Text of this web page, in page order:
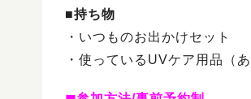
■持ち物
・いつものお出かけセット
・使っているUVケア用品（あ